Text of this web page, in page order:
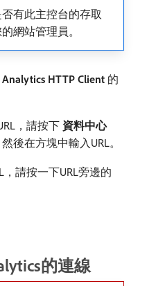
有此主控台的存取
網站管理員。
HTTP Client ​的
，請按下​ 資料中心
後在方塊中輸入URL。
請按一下URL旁邊的
的連線